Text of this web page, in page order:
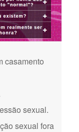
casamento
sexual.
sexual fora